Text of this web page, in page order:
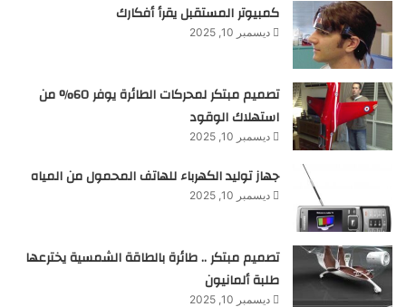
كمبيوتر المستقبل يقرأ أفكارك
ديسمبر 10, 2025
تصميم مبتكر لمحركات الطائرة يوفر 60% من
استهلاك الوقود
ديسمبر 10, 2025
جهاز توليد الكهرباء للهاتف المحمول من المياه
ديسمبر 10, 2025
تصميم مبتكر .. طائرة بالطاقة الشمسية يخترعها
طلبة ألمانيون
ديسمبر 10, 2025